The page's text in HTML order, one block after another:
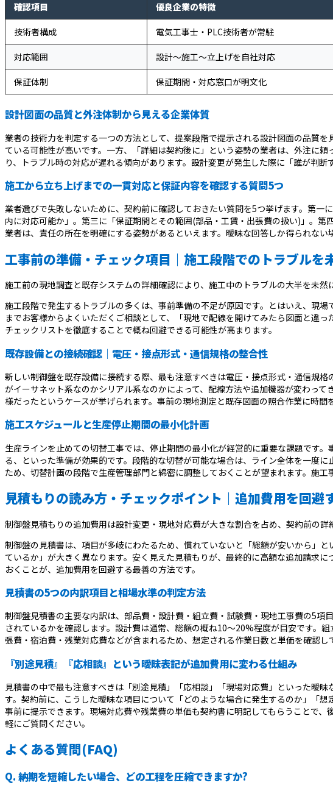
確認項目 優良企業の特徴
技術者構成 電気工事士・PLC技術者が常駐
対応範囲 設計〜施工〜立上げを自社対応
保証体制 保証期間・対応窓口が明文化
設計図面の品質と外注体制から見える企業体質
業者の技術力を判定する一つの方法として、提案段階で提示される設計図面の品質
ている可能性が高いです。一方、「詳細は契約後に」という姿勢の業者は、外注に
り、トラブル時の対応が遅れる傾向があります。設計変更が発生した際に「誰が判
施工から立ち上げまでの一貫対応と保証内容を確認する質問5つ
業者選びで失敗しないために、契約前に確認しておきたい質問を5つ挙げます。第
内に対応可能か」。第三に「保証期間とその範囲(部品・工賃・出張費の扱い)」。
業者は、責任の所在を明確にする姿勢があるといえます。曖昧な回答しか得られない
工事前の準備・チェック項目｜施工段階でのトラブルを
施工前の現地調査と既存システムの詳細確認により、施工中のトラブルの大半を未然
施工段階で発生するトラブルの多くは、事前準備の不足が原因です。とはいえ、現
までお客様からよくいただくご相談として、「現地で配線を開けてみたら図面と違
チェックリストを徹底することで概ね回避できる可能性が高まります。
既存設備との接続確認｜電圧・接点形式・通信規格の整合性
新しい制御盤を既存設備に接続する際、最も注意すべきは電圧・接点形式・通信規
がイーサネット系なのかシリアル系なのかによって、配線方法や追加機器が変わっ
様だったというケースが挙げられます。事前の現地測定と既存図面の照合作業に時間
施工スケジュールと生産停止期間の最小化計画
生産ラインを止めての切替工事では、停止期間の最小化が経営的に重要な課題です
る、といった準備が効果的です。段階的な切替が可能な場合は、ライン全体を一度
ため、切替計画の段階で生産管理部門と綿密に調整しておくことが望まれます。施工
見積もりの読み方・チェックポイント｜追加費用を回避
制御盤見積もりの追加費用は設計変更・現地対応費が大きな割合を占め、契約前の
制御盤の見積書は、項目が多岐にわたるため、慣れていないと「総額が安いから」
ているか」が大きく異なります。安く見えた見積もりが、最終的に高額な追加請求
おくことが、追加費用を回避する最善の方法です。
見積書の5つの内訳項目と相場水準の判定方法
制御盤見積書の主要な内訳は、部品費・設計費・組立費・試験費・現地工事費の5
されているかを確認します。設計費は通常、総額の概ね10〜20%程度が目安です。
張費・宿泊費・残業対応費などが含まれるため、想定される作業日数と単価を確認
『別途見積』『応相談』という曖昧表記が追加費用に変わる仕組み
見積書の中で最も注意すべきは「別途見積」「応相談」「現場対応費」といった曖
す。契約前に、こうした曖昧な項目について「どのような場合に発生するのか」「
事前に提示できます。現場対応費や残業費の単価も契約書に明記してもらうことで
軽にご質問ください。
よくある質問(FAQ)
Q. 納期を短縮したい場合、どの工程を圧縮できますか?